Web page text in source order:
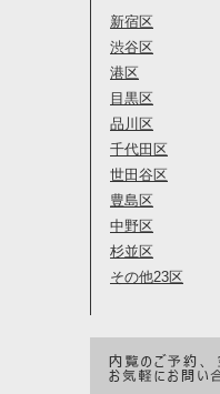
新宿区
渋谷区
港区
目黒区
品川区
千代田区
世田谷区
豊島区
中野区
杉並区
その他23区